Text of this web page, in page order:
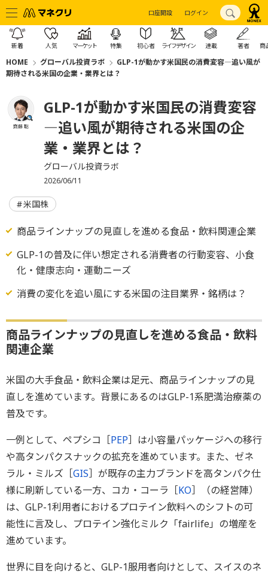
口座開設 ログイン
新着 人気 マーケット 特集 初心者 ライフデザイン 連載 著者 商
HOME グローバル投資ラボ
GLP-1が動かす米国民の消費変容―追い風が
期待される米国の企業・業界とは？
齊藤 聡
GLP-1が動かす米国民の消費変容
―追い風が期待される米国の企
業・業界とは？
グローバル投資ラボ
2026/06/11
米国株
商品ラインナップの見直しを進める食品・飲料関連企業
GLP-1の普及に伴い想定される消費者の行動変容、小食
化・健康志向・運動ニーズ
消費の変化を追い風にする米国の注目業界・銘柄は？
商品ラインナップの見直しを進める食品・飲料
関連企業
米国の大手食品・飲料企業は足元、商品ラインナップの見
直しを進めています。背景にあるのはGLP-1系肥満治療薬の
普及です。
一例として、ペプシコ［PEP］は小容量パッケージへの移行
や高タンパクスナックの拡充を進めています。また、ゼネ
ラル・ミルズ［GIS］が既存の主力ブランドを高タンパク仕
様に刷新している一方、コカ・コーラ［KO］（の経営陣）
は、GLP-1利用者におけるプロテイン飲料へのシフトの可
能性に言及し、プロテイン強化ミルク「fairlife」の増産を
進めています。
世界に目を向けると、GLP-1服用者向けとして、スイスのネ